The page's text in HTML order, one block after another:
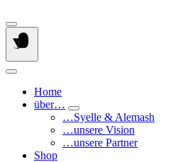
Home
über…
…Syelle & Alemash
…unsere Vision
…unsere Partner
Shop